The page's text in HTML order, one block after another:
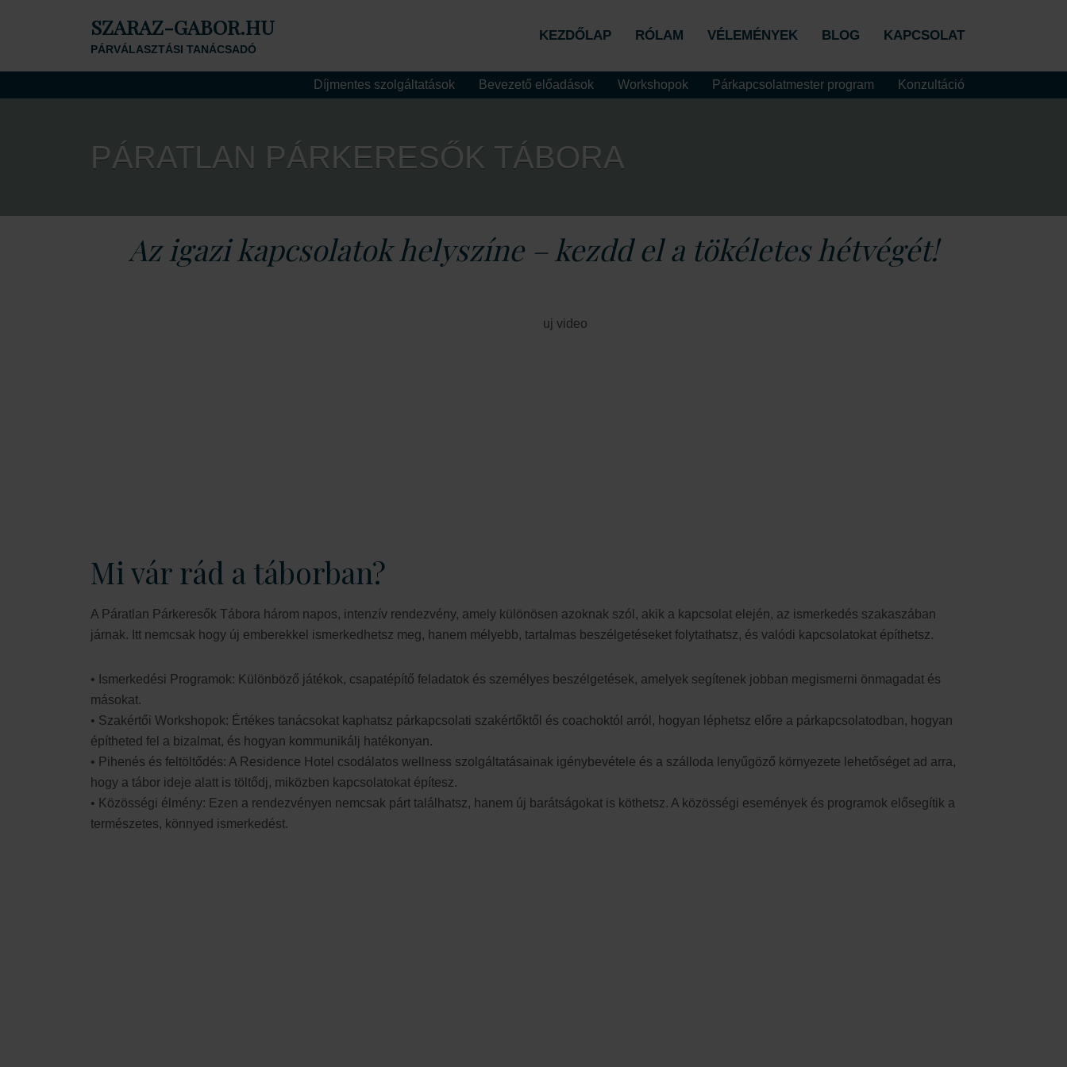
SZARAZ-GABOR.HU
PÁRVÁLASZTÁSI TANÁCSADÓ
KEZDŐLAP RÓLAM VÉLEMÉNYEK BLOG KAPCSOLAT
Díjmentes szolgáltatások Bevezető előadások Workshopok Párkapcsolatmester program Konzultáció
PÁRATLAN PÁRKERESŐK TÁBORA
Az igazi kapcsolatok helyszíne – kezdd el a tökéletes hétvégét!
uj video
Mi vár rád a táborban?
A Páratlan Párkeresők Tábora három napos, intenzív rendezvény, amely különösen azoknak szól, akik a kapcsolat elején, az ismerkedés szakaszában
járnak. Itt nemcsak hogy új emberekkel ismerkedhetsz meg, hanem mélyebb, tartalmas beszélgetéseket folytathatsz, és valódi kapcsolatokat építhetsz.
• Ismerkedési Programok: Különböző játékok, csapatépítő feladatok és személyes beszélgetések, amelyek segítenek jobban megismerni önmagadat és
másokat.
• Szakértői Workshopok: Értékes tanácsokat kaphatsz párkapcsolati szakértőktől és coachoktól arról, hogyan léphetsz előre a párkapcsolatodban, hogyan
építheted fel a bizalmat, és hogyan kommunikálj hatékonyan.
• Pihenés és feltöltődés: A Residence Hotel csodálatos wellness szolgáltatásainak igénybevétele és a szálloda lenyűgöző környezete lehetőséget ad arra,
hogy a tábor ideje alatt is töltődj, miközben kapcsolatokat építesz.
• Közösségi élmény: Ezen a rendezvényen nemcsak párt találhatsz, hanem új barátságokat is köthetsz. A közösségi események és programok elősegítik a
természetes, könnyed ismerkedést.